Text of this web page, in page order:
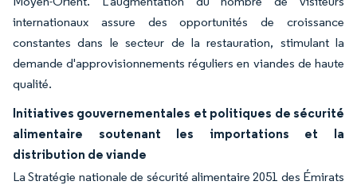
internationaux assure des opportunités de croissance
constantes dans le secteur de la restauration, stimulant la
demande d'approvisionnements réguliers en viandes de haute
qualité.
Initiatives gouvernementales et politiques de sécurité
alimentaire soutenant les importations et la
distribution de viande
La Stratégie nationale de sécurité alimentaire 2051 des Émirats